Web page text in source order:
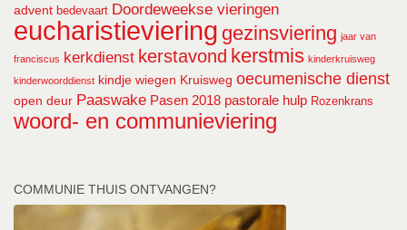
advent bedevaart Doordeweekse vieringen
eucharistieviering gezinsviering jaar van
franciscus kerkdienst kerstavond kerstmis kinderkruisweg
kinderwoorddienst kindje wiegen Kruisweg oecumenische dienst
open deur Paaswake Pasen 2018 pastorale hulp Rozenkrans
woord- en communieviering
COMMUNIE THUIS ONTVANGEN?